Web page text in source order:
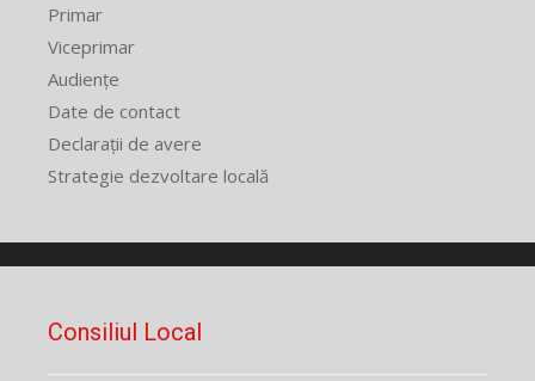
Primar
Viceprimar
Audiențe
Date de contact
Declarații de avere
Strategie dezvoltare locală
Consiliul Local